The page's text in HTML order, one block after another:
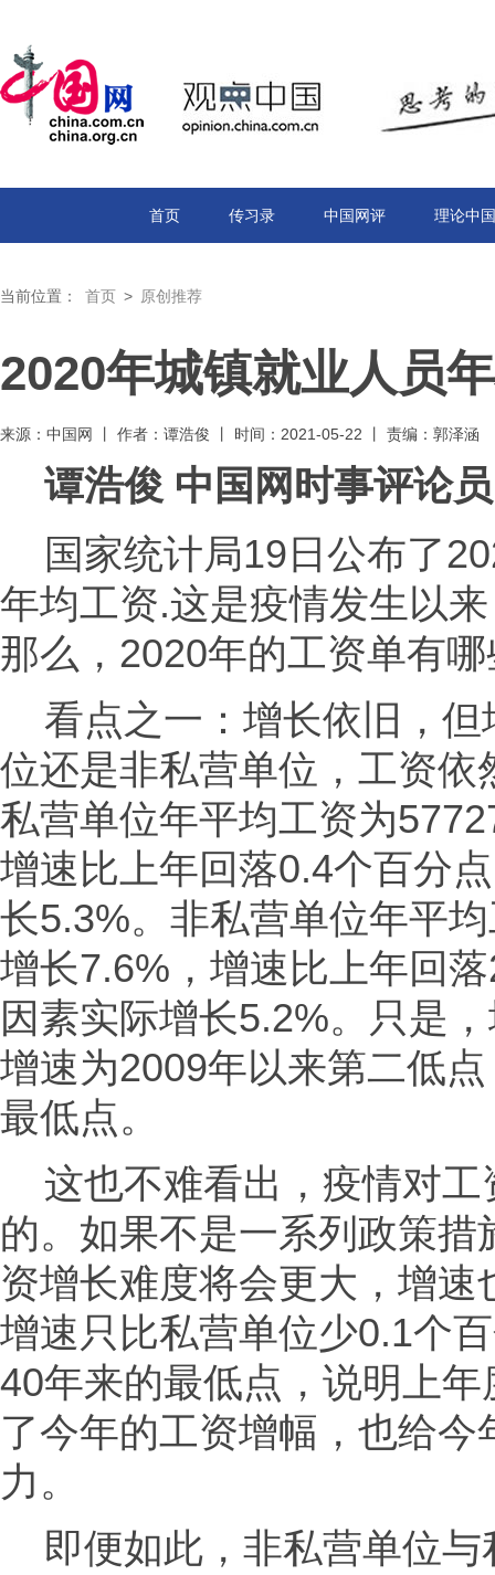
首页 传习录 中国网评 理论中国
当前位置： 首页 > 原创推荐
2020年城镇就业人员
来源：中国网 丨 作者：谭浩俊 丨 时间：2021-05-22 丨 责编：郭泽涵
谭浩俊 中国网时事评论员
国家统计局19日公布了
年均工资.这是疫情发生以
那么，2020年的工资单有
看点之一：增长依旧，
位还是非私营单位，工资
私营单位年平均工资为
增速比上年回落0.4个百分
长5.3%。非私营单位年平
增长7.6%，增速比上年回
因素实际增长5.2%。只是
增速为2009年以来第二低
最低点。
这也不难看出，疫情对
的。如果不是一系列政策
资增长难度将会更大，增
增速只比私营单位少0.1个
40年来的最低点，说明上
了今年的工资增幅，也给
力。
即便如此，非私营单位